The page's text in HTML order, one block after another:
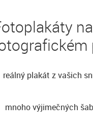
na
reálný plakát z vašich
mnoho výjimečných